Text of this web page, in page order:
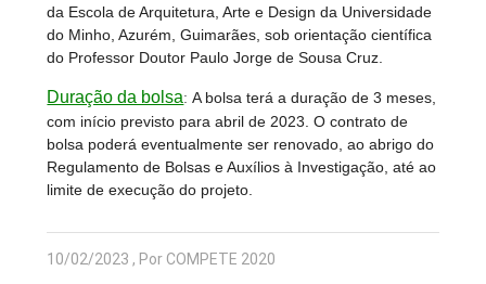
da Escola de Arquitetura, Arte e Design da Universidade
do Minho, Azurém, Guimarães, sob orientação científica
do Professor Doutor Paulo Jorge de Sousa Cruz.
Duração da bolsa:A bolsa terá a duração de 3 meses,
com início previsto para abril de 2023. O contrato de
bolsa poderá eventualmente ser renovado, ao abrigo do
Regulamento de Bolsas e Auxílios à Investigação, até ao
limite de execução do projeto.
10/02/2023 , Por COMPETE 2020